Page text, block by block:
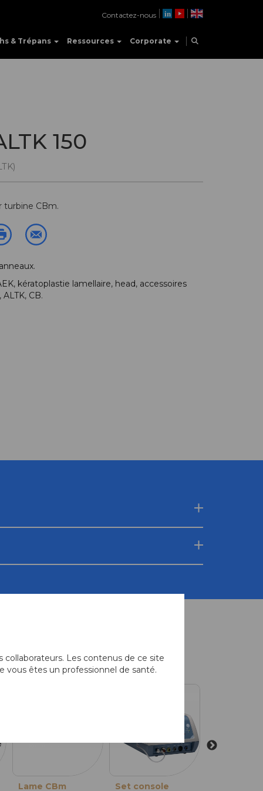
& Trépans Ressources Corporate
Contactez-nous
150
turbine CBm.
.
, kératoplastie lamellaire, head, accessoires
, ALTK, CB.
Tête CBm-ALTK
Tête CBm-ALTK
associés
Lame CBm
Set console
Les contenus de ce site
vous êtes un professionnel de santé.